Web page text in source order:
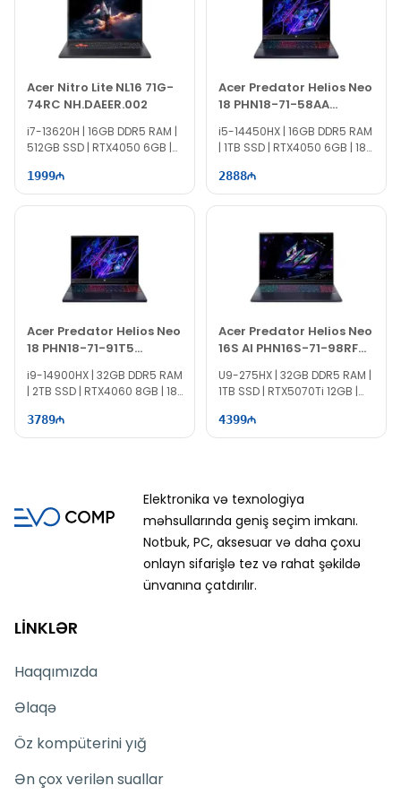
Acer Nitro Lite NL16 71G-
74RC NH.DAEER.002
i7-13620H | 16GB DDR5 RAM |
512GB SSD | RTX4050 6GB |
1999
Acer Predator Helios Neo
18 PHN18-71-58AA
NH.QS1ER.001
i5-14450HX | 16GB DDR5 RAM
| 1TB SSD | RTX4050 6GB | 18"
2888
Acer Predator Helios Neo
18 PHN18-71-91T5
NH.QS0ER.003
i9-14900HX | 32GB DDR5 RAM
| 2TB SSD | RTX4060 8GB | 18"
3789
Acer Predator Helios Neo
16S AI PHN16S-71-98RF
NH.U0KAA.001
U9-275HX | 32GB DDR5 RAM |
1TB SSD | RTX5070Ti 12GB |
4399
Elektronika və texnologiya
məhsullarında geniş seçim imkanı.
Notbuk, PC, aksesuar və daha çoxu
onlayn sifarişlə tez və rahat şəkildə
ünvanına çatdırılır.
LİNKLƏR
Haqqımızda
Əlaqə
Öz kompüterini yığ
Ən çox verilən suallar